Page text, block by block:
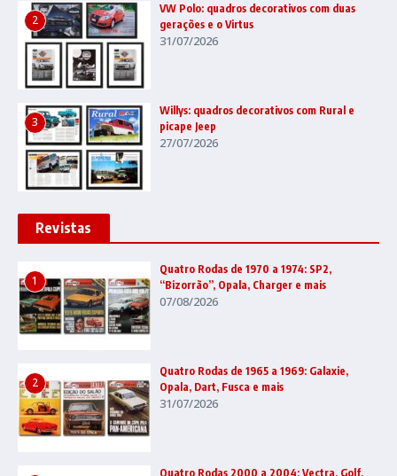
2
VW Polo: quadros decorativos com duas
gerações e o Virtus
31/07/2026
3
Willys: quadros decorativos com Rural e
picape Jeep
27/07/2026
Revistas
1
Quatro Rodas de 1970 a 1974: SP2,
“Bizorrão”, Opala, Charger e mais
07/08/2026
2
Quatro Rodas de 1965 a 1969: Galaxie,
Opala, Dart, Fusca e mais
31/07/2026
Quatro Rodas 2000 a 2004: Vectra, Golf,